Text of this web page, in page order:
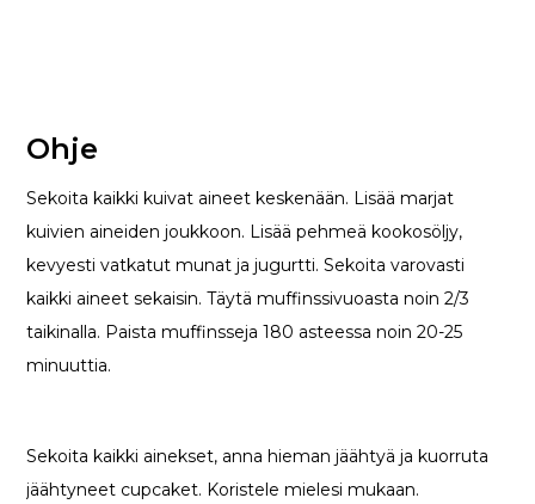
Ohje
Sekoita kaikki kuivat aineet keskenään. Lisää marjat
kuivien aineiden joukkoon. Lisää pehmeä kookosöljy,
kevyesti vatkatut munat ja jugurtti. Sekoita varovasti
kaikki aineet sekaisin. Täytä muffinssivuoasta noin 2/3
taikinalla. Paista muffinsseja 180 asteessa noin 20-25
minuuttia.
Sekoita kaikki ainekset, anna hieman jäähtyä ja kuorruta
jäähtyneet cupcaket. Koristele mielesi mukaan.